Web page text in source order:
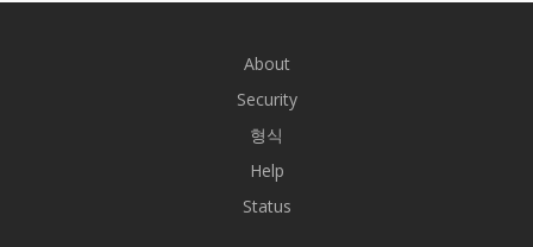
About
Security
형식
Help
Status